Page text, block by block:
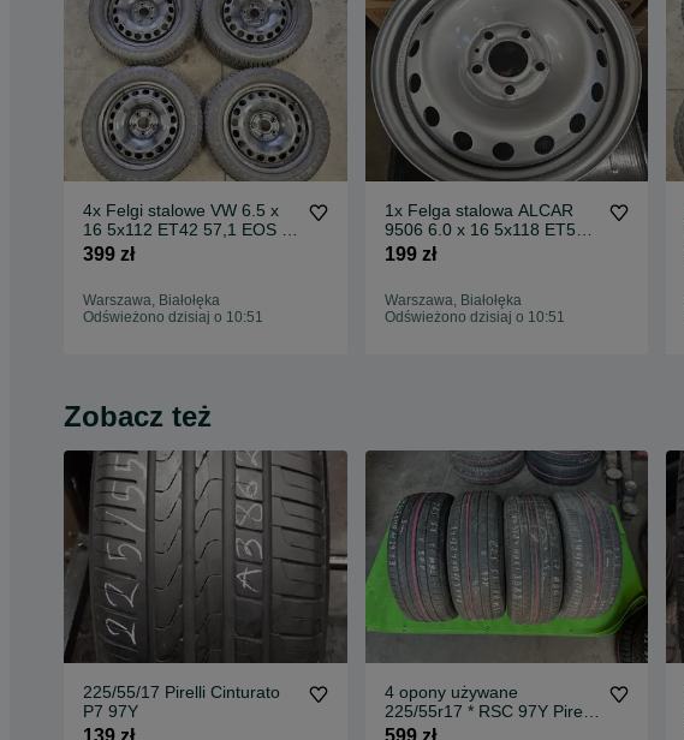
4x Felgi stalowe VW 6.5 x
16 5x112 ET42 57,1 EOS /
Passat / Scirocco
399 zł
Warszawa, Białołęka
Odświeżono dzisiaj o 10:51
1x Felga stalowa ALCAR
9506 6.0 x 16 5x118 ET50 -
NOWA - patrz opis [U
199 zł
Warszawa, Białołęka
Odświeżono dzisiaj o 10:51
Zobacz też
225/55/17 Pirelli Cinturato
P7 97Y
139 zł
4 opony używane
225/55r17 * RSC 97Y Pirelli
Cinturato P7
599 zł